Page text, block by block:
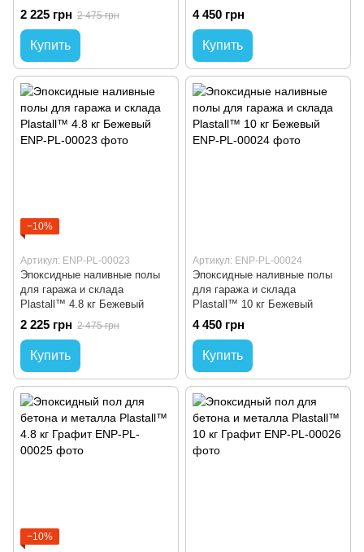
2 225 грн 2 475 грн
Купить
4 450 грн
Купить
−10%
Артикул: ENP-PL-00023
Эпоксидные наливные полы
для гаража и склада
Plastall™ 4.8 кг Бежевый
2 225 грн 2 475 грн
Купить
Артикул: ENP-PL-00024
Эпоксидные наливные полы
для гаража и склада
Plastall™ 10 кг Бежевый
4 450 грн
Купить
−10%